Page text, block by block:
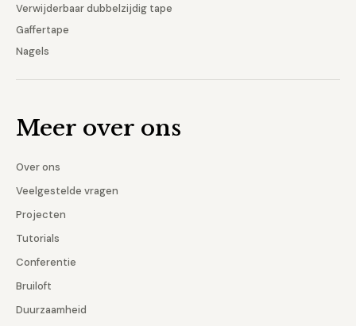
Verwijderbaar dubbelzijdig tape
Gaffertape
Nagels
Meer over ons
Over ons
Veelgestelde vragen
Projecten
Tutorials
Conferentie
Bruiloft
Duurzaamheid